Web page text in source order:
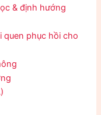
& định hướng
quen phục hồi cho